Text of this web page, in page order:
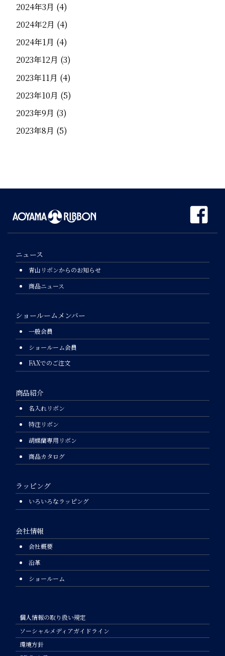
2024年3月 (4)
2024年2月 (4)
2024年1月 (4)
2023年12月 (3)
2023年11月 (4)
2023年10月 (5)
2023年9月 (3)
2023年8月 (5)
ニュース
青山リボンからのお知らせ
商品ニュース
ショールームメンバー
一般会員
ショールーム会員
FAXでのご注文
商品紹介
名入れリボン
特注リボン
胡蝶蘭専用リボン
商品カタログ
ラッピング
いろいろなラッピング
会社情報
会社概要
沿革
ショールーム
個人情報の取り扱い規定
ソーシャルメディアガイドライン
環境方針